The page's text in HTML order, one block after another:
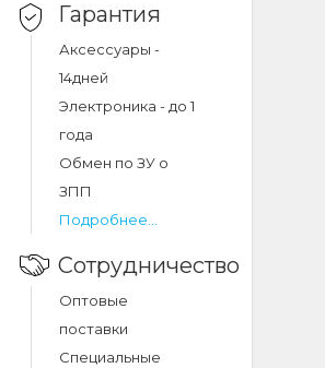
Гарантия
Аксессуары -
14дней
Электроника - до 1
года
Обмен по ЗУ о
ЗПП
Подробнее...
Сотрудничество
Оптовые
поставки
Специальные